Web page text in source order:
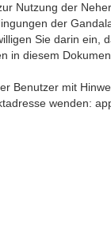
Nutzung der
der
Sie darin
in diesem
Benutzer mit
wenden: